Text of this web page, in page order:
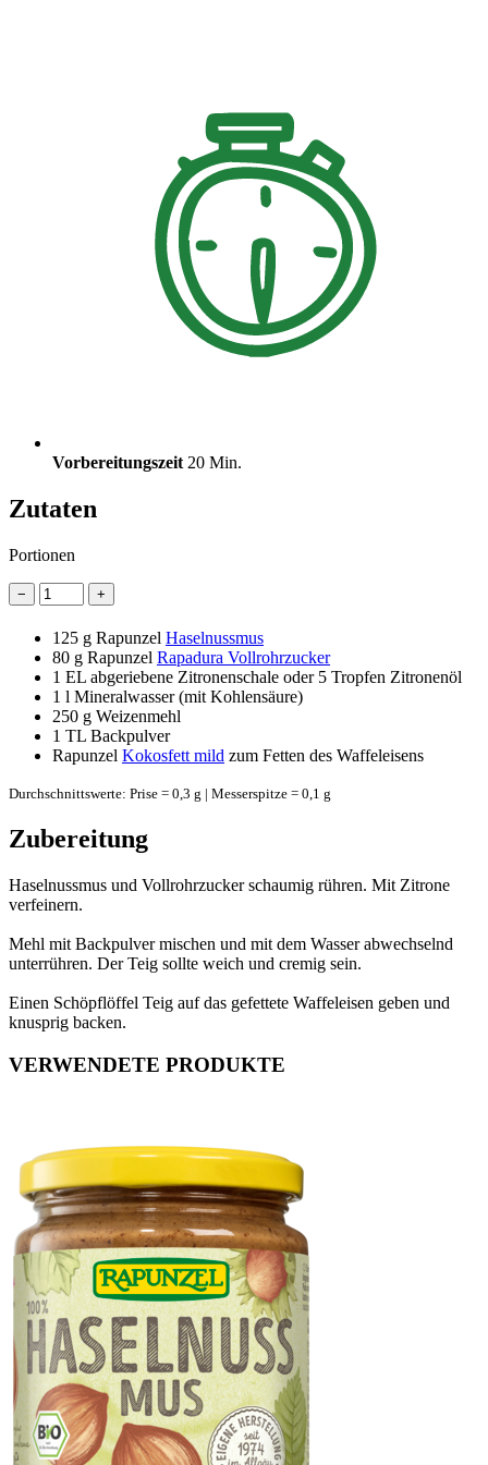
Vorbereitungszeit 20 Min.
Zutaten
Portionen
− +
125 g Rapunzel Haselnussmus
80 g Rapunzel Rapadura Vollrohrzucker
1 EL abgeriebene Zitronenschale oder 5 Tropfen Zitronenöl
1 l Mineralwasser (mit Kohlensäure)
250 g Weizenmehl
1 TL Backpulver
Rapunzel Kokosfett mild zum Fetten des Waffeleisens
Durchschnittswerte: Prise = 0,3 g | Messerspitze = 0,1 g
Zubereitung
Haselnussmus und Vollrohrzucker schaumig rühren. Mit Zitrone
verfeinern.
Mehl mit Backpulver mischen und mit dem Wasser abwechselnd
unterrühren. Der Teig sollte weich und cremig sein.
Einen Schöpflöffel Teig auf das gefettete Waffeleisen geben und
knusprig backen.
VERWENDETE PRODUKTE